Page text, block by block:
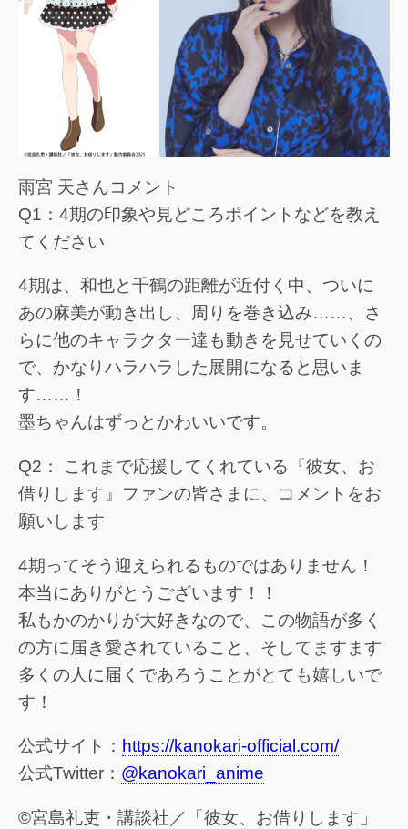
雨宮 天さんコメント
Q1：4期の印象や見どころポイントなどを教え
てください
4期は、和也と千鶴の距離が近付く中、ついに
あの麻美が動き出し、周りを巻き込み……、さ
らに他のキャラクター達も動きを見せていくの
で、かなりハラハラした展開になると思いま
す……！
墨ちゃんはずっとかわいいです。
Q2： これまで応援してくれている『彼女、お
借りします』ファンの皆さまに、コメントをお
願いします
4期ってそう迎えられるものではありません！
本当にありがとうございます！！
私もかのかりが大好きなので、この物語が多く
の方に届き愛されていること、そしてますます
多くの人に届くであろうことがとても嬉しいで
す！
公式サイト： https://kanokari-official.com/
公式Twitter： @kanokari_anime
©宮島礼吏・講談社／「彼女、お借りします」